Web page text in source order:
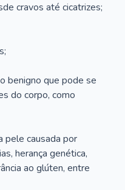
cravos até cicatrizes;
benigno que pode se
do corpo, como
pele causada por
herança genética,
ao glúten, entre